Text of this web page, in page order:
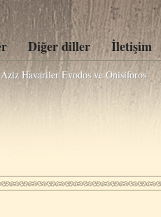
Diğer diller İletişim
Havariler Evodos ve Onisiforos